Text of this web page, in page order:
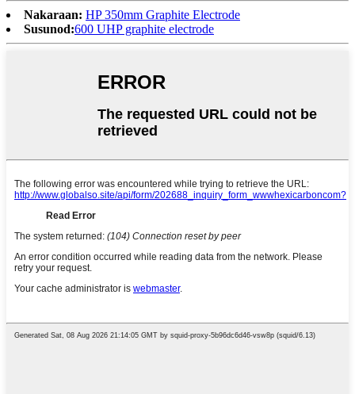
Nakaraan: HP 350mm Graphite Electrode
Susunod:600 UHP graphite electrode